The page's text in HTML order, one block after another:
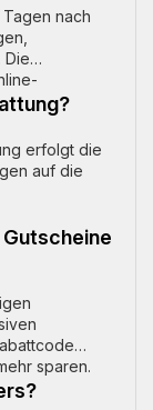
nach
Die
erfolgt die
auf die
sparen.